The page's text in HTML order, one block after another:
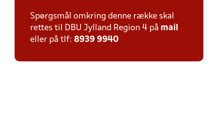
Spørgsmål omkring denne række skal
rettes til DBU Jylland Region 4 på mail
eller på tlf: 8939 9940